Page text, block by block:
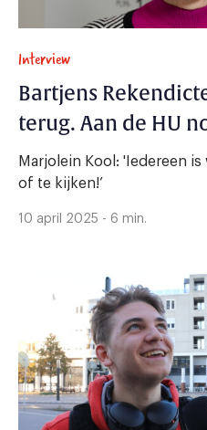
Interview
Bartjens
terug. Aan de HU
Marjolein Kool: 'Iedereen
of te kijken!’
10 april 2025 - 6 min.